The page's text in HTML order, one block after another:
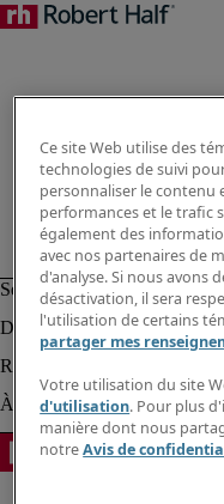
Ce site Web utilise des
technologies de suivi
personnaliser le contenu
performances et le trafic
également des
avec nos partenaires de
d'analyse. Si nous avons
désactivation, il sera
l'utilisation de certains
partager mes
Votre utilisation du site
d'utilisation. Pour plus
manière dont nous
notreAvis de